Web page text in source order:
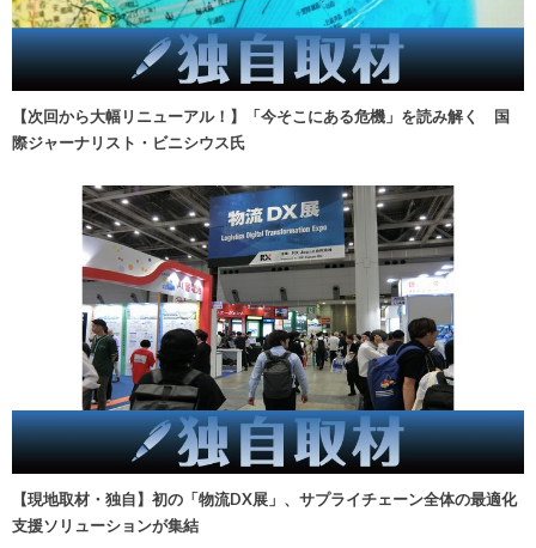
【次回から大幅リニューアル！】「今そこにある危機」を読み解く 国
際ジャーナリスト・ビニシウス氏
【現地取材・独自】初の「物流DX展」、サプライチェーン全体の最適化
支援ソリューションが集結